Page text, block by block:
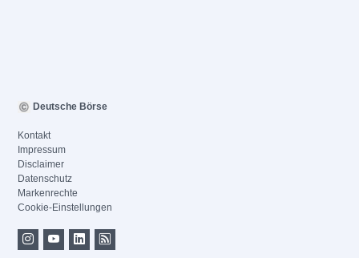
Deutsche Börse
Kontakt
Impressum
Disclaimer
Datenschutz
Markenrechte
Cookie-Einstellungen